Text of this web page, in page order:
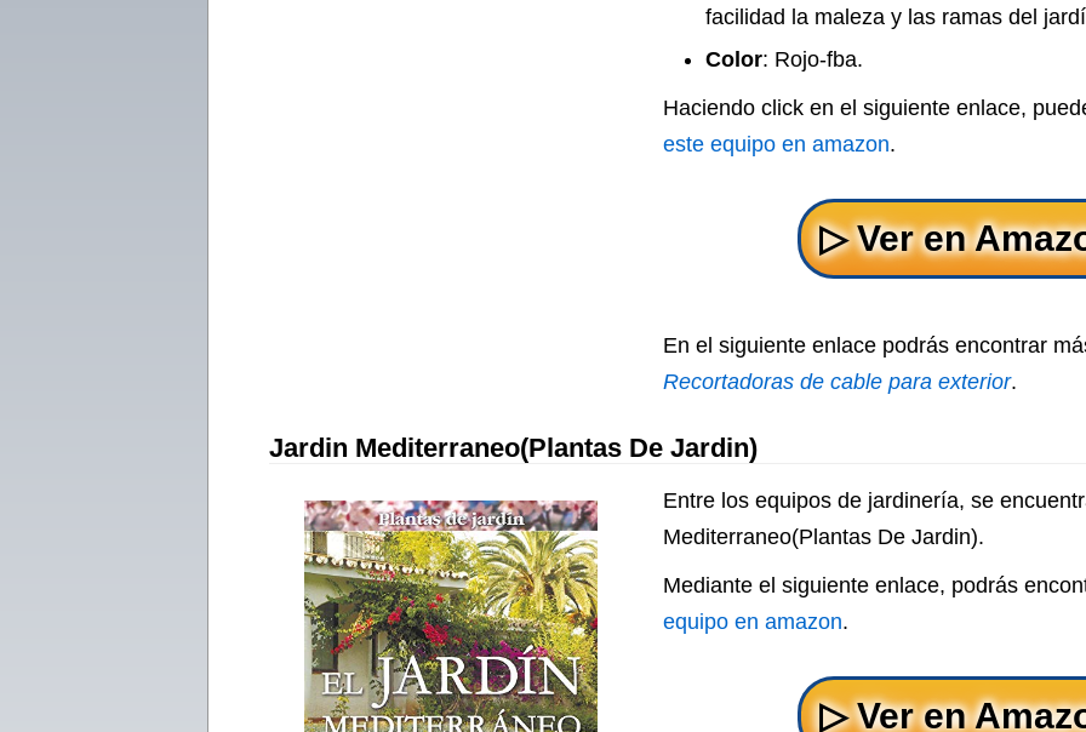
facilidad la maleza y las ramas del
Color: Rojo-fba.
Haciendo click en el siguiente enlace,
este equipo en amazon.
En el siguiente enlace podrás encontrar
Recortadoras de cable para exterior.
Jardin Mediterraneo(Plantas De Jardin)
Entre los equipos de jardinería, se
Mediterraneo(Plantas De Jardin).
Mediante el siguiente enlace, podrás
equipo en amazon.